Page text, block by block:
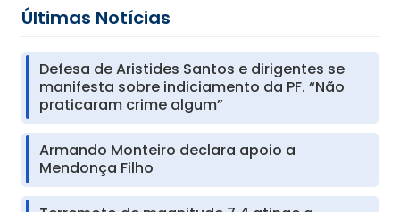
Últimas Notícias
Defesa de Aristides Santos e dirigentes se
manifesta sobre indiciamento da PF. “Não
praticaram crime algum”
Armando Monteiro declara apoio a
Mendonça Filho